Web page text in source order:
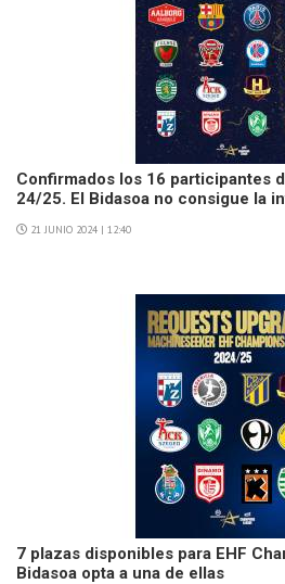
Confirmados los 16 participantes
24/25. El Bidasoa no consigue la
21 JUNIO 2024 | 12:40
7 plazas disponibles para EHF
Bidasoa opta a una de ellas